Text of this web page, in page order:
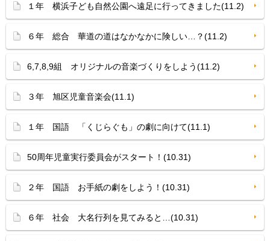
１年 横浜子ども自然公園へ遠足に行ってきました(11.2)
６年 総合 華道の道はなかなかに険しい…？(11.2)
6,7,8,9組 オリジナルの音楽づくりをしよう(11.2)
３年 旭区児童音楽会(11.1)
１年 国語 「くじらぐも」の劇に向けて(11.1)
50周年児童実行委員会がスタート！(10.31)
２年 国語 お手紙の劇をしよう！(10.31)
６年 社会 大名行列を見てみると…(10.31)